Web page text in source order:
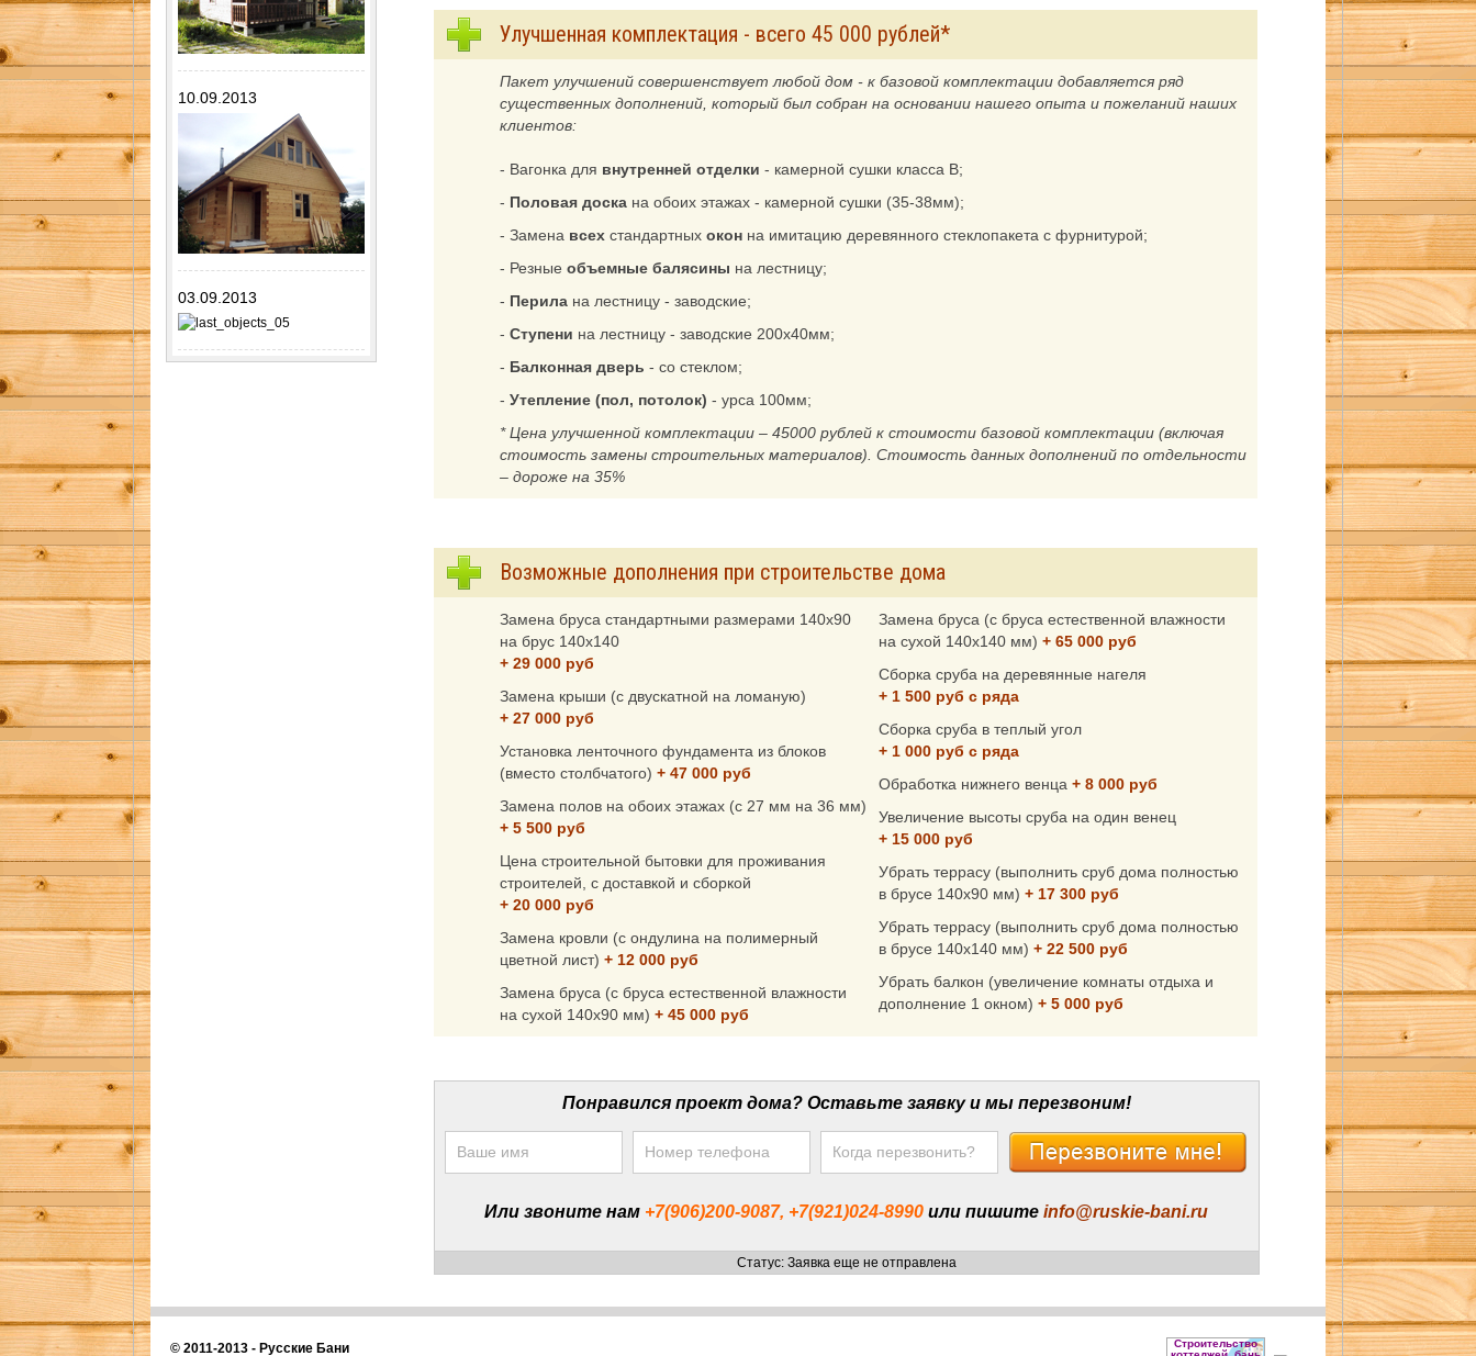
10.09.2013
03.09.2013
Улучшенная комплектация - всего 45 000 рублей*
Пакет улучшений совершенствует любой дом - к базовой комплектации добавляется ряд
существенных дополнений, который был собран на основании нашего опыта и пожеланий наших
клиентов:
- Вагонка для внутренней отделки - камерной сушки класса B;
- Половая доска на обоих этажах - камерной сушки (35-38мм);
- Замена всех стандартных окон на имитацию деревянного стеклопакета с фурнитурой;
- Резные объемные балясины на лестницу;
- Перила на лестницу - заводские;
- Ступени на лестницу - заводские 200х40мм;
- Балконная дверь - со стеклом;
- Утепление (пол, потолок) - урса 100мм;
* Цена улучшенной комплектации – 45000 рублей к стоимости базовой комплектации (включая
стоимость замены строительных материалов). Стоимость данных дополнений по отдельности
– дороже на 35%
Возможные дополнения при строительстве дома
Замена бруса стандартными размерами 140x90
на брус 140x140
+ 29 000 руб
Замена крыши (с двускатной на ломаную)
+ 27 000 руб
Установка ленточного фундамента из блоков
(вместо столбчатого) + 47 000 руб
Замена полов на обоих этажах (с 27 мм на 36 мм)
+ 5 500 руб
Цена строительной бытовки для проживания
строителей, с доставкой и сборкой
+ 20 000 руб
Замена кровли (с ондулина на полимерный
цветной лист) + 12 000 руб
Замена бруса (с бруса естественной влажности
на сухой 140x90 мм) + 45 000 руб
Замена бруса (с бруса естественной влажности
на сухой 140x140 мм) + 65 000 руб
Сборка сруба на деревянные нагеля
+ 1 500 руб с ряда
Сборка сруба в теплый угол
+ 1 000 руб с ряда
Обработка нижнего венца + 8 000 руб
Увеличение высоты сруба на один венец
+ 15 000 руб
Убрать террасу (выполнить сруб дома полностью
в брусе 140x90 мм) + 17 300 руб
Убрать террасу (выполнить сруб дома полностью
в брусе 140x140 мм) + 22 500 руб
Убрать балкон (увеличение комнаты отдыха и
дополнение 1 окном) + 5 000 руб
Понравился проект дома? Оставьте заявку и мы перезвоним!
Или звоните нам +7(906)200-9087, +7(921)024-8990 или пишите info@ruskie-bani.ru
Статус: Заявка еще не отправлена
© 2011-2013 - Русские Бани
Строительство